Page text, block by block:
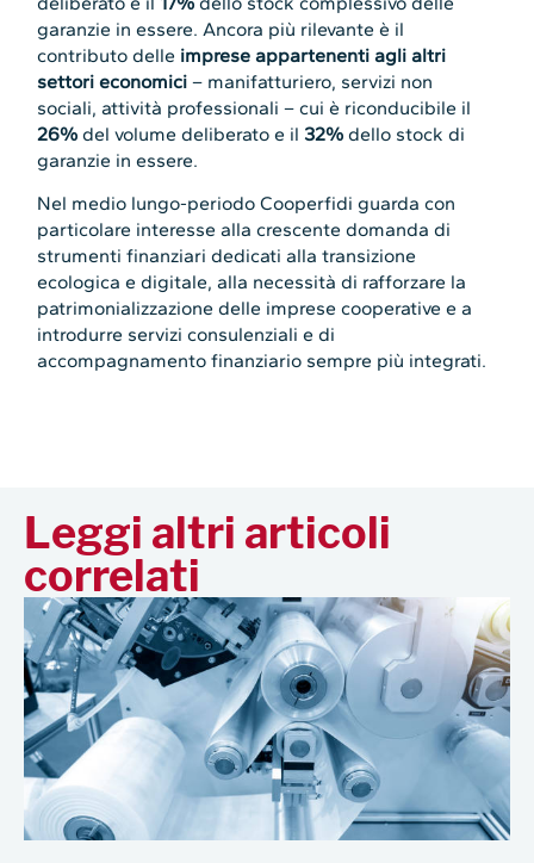
garanzie in essere. Ancora più rilevante è il
contributo delle imprese appartenenti agli altri
settori economici – manifatturiero, servizi non
sociali, attività professionali – cui è riconducibile il
26% del volume deliberato e il 32%dello stock di
garanzie in essere.
Nel medio lungo-periodo Cooperfidi guarda con
particolare interesse alla crescente domanda di
strumenti finanziari dedicati alla transizione
ecologica e digitale, alla necessità di rafforzare la
patrimonializzazione delle imprese cooperative e a
introdurre servizi consulenziali e di
accompagnamento finanziario sempre più integrati.
Leggi altri articoli
correlati